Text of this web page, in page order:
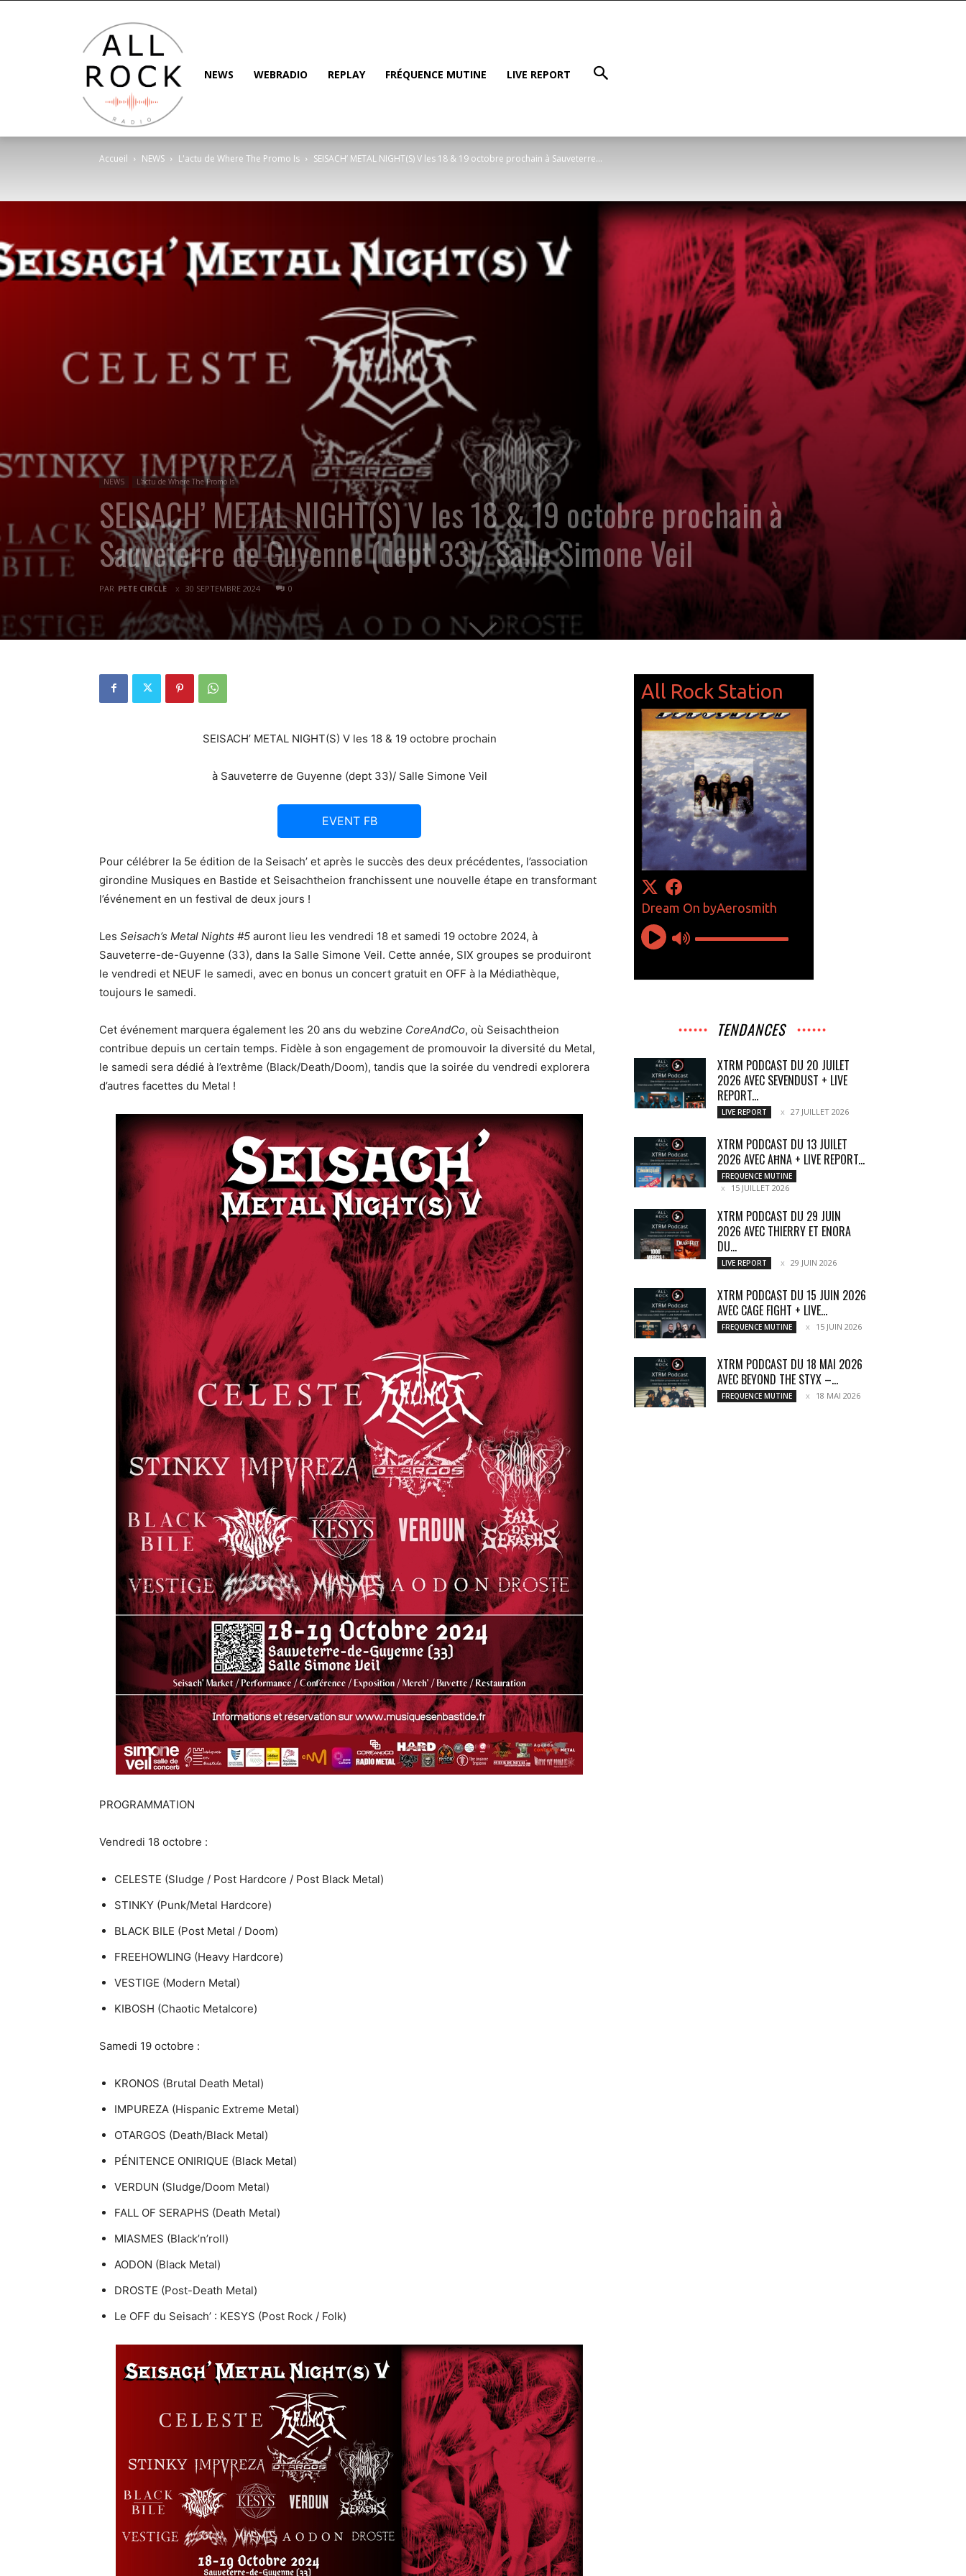
NEWS WEBRADIO REPLAY FRÉQUENCE MUTINE LIVE REPORT
Accueil NEWS L'actu de Where The Promo Is SEISACH’ METAL NIGHT(S) V les 18 & 19 octobre prochain à Sauveterre...
NEWS L'actu de Where The Promo Is
SEISACH’ METAL NIGHT(S) V les 18 & 19 octobre prochain à
Sauveterre de Guyenne (dept 33)/ Salle Simone Veil
PAR PETE CIRCLE 30 SEPTEMBRE 2024 0
SEISACH’ METAL NIGHT(S) V les 18 & 19 octobre prochain
à Sauveterre de Guyenne (dept 33)/ Salle Simone Veil
EVENT FB
Pour célébrer la 5e édition de la Seisach’ et après le succès des deux précédentes, l’association
girondine Musiques en Bastide et Seisachtheion franchissent une nouvelle étape en transformant
l’événement en un festival de deux jours !
Les Seisach’s Metal Nights #5 auront lieu les vendredi 18 et samedi 19 octobre 2024, à
Sauveterre-de-Guyenne (33), dans la Salle Simone Veil. Cette année, SIX groupes se produiront
le vendredi et NEUF le samedi, avec en bonus un concert gratuit en OFF à la Médiathèque,
toujours le samedi.
Cet événement marquera également les 20 ans du webzine CoreAndCo, où Seisachtheion
contribue depuis un certain temps. Fidèle à son engagement de promouvoir la diversité du Metal,
le samedi sera dédié à l’extrême (Black/Death/Doom), tandis que la soirée du vendredi explorera
d’autres facettes du Metal !
PROGRAMMATION
Vendredi 18 octobre :
CELESTE (Sludge / Post Hardcore / Post Black Metal)
STINKY (Punk/Metal Hardcore)
BLACK BILE (Post Metal / Doom)
FREEHOWLING (Heavy Hardcore)
VESTIGE (Modern Metal)
KIBOSH (Chaotic Metalcore)
Samedi 19 octobre :
KRONOS (Brutal Death Metal)
IMPUREZA (Hispanic Extreme Metal)
OTARGOS (Death/Black Metal)
PÉNITENCE ONIRIQUE (Black Metal)
VERDUN (Sludge/Doom Metal)
FALL OF SERAPHS (Death Metal)
MIASMES (Black’n’roll)
AODON (Black Metal)
DROSTE (Post-Death Metal)
Le OFF du Seisach’ : KESYS (Post Rock / Folk)
TENDANCES
XTRM PODCAST DU 20 JUILET
2026 AVEC SEVENDUST + LIVE
REPORT...
LIVE REPORT 27 JUILLET 2026
XTRM PODCAST DU 13 JUILET
2026 AVEC AĦNA + LIVE REPORT...
FREQUENCE MUTINE
15 JUILLET 2026
XTRM PODCAST DU 29 JUIN
2026 AVEC THIERRY ET ENORA
DU...
LIVE REPORT 29 JUIN 2026
XTRM PODCAST DU 15 JUIN 2026
AVEC CAGE FIGHT + LIVE...
FREQUENCE MUTINE 15 JUIN 2026
XTRM PODCAST DU 18 MAI 2026
AVEC BEYOND THE STYX –...
FREQUENCE MUTINE 18 MAI 2026